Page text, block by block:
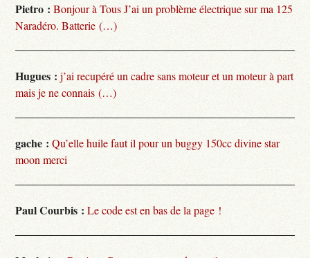
Pietro : Bonjour à Tous J’ai un problème électrique sur ma 125
Naradéro. Batterie (…)
Hugues : j’ai recupéré un cadre sans moteur et un moteur à part
mais je ne connais (…)
gache : Qu’elle huile faut il pour un buggy 150cc divine star
moon merci
Paul Courbis : Le code est en bas de la page !